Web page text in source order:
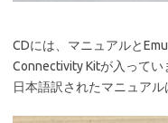
CDには、マニュアルと
Connectivity Kitが入ってい
日本語訳されたマニュアル